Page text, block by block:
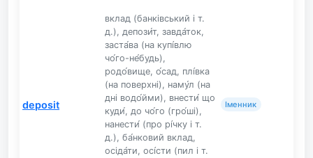
deposit
вклад (банківський і т.
д.), депози́т, завда́ток,
заста́ва (на купі́влю
чо́го-не́будь),
родо́вище, о́сад, плі́вка
(на поверхні), наму́л (на
дні водо́йми), внести́ що
куди́, до чо́го (гро́ші),
нанести́ (про рі́чку і т.
д.), ба́нковий вклад,
осіда́ти, осі́сти (пил і т.
Іменник